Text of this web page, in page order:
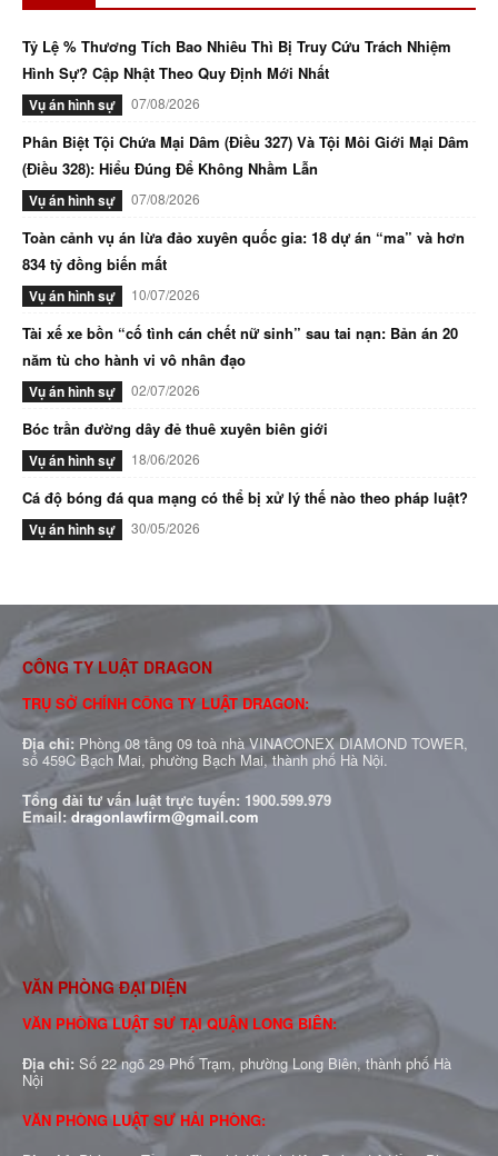
Tỷ Lệ % Thương Tích Bao Nhiêu Thì Bị Truy Cứu Trách Nhiệm
Hình Sự? Cập Nhật Theo Quy Định Mới Nhất
Vụ án hình sự 07/08/2026
Phân Biệt Tội Chứa Mại Dâm (Điều 327) Và Tội Môi Giới Mại Dâm
(Điều 328): Hiểu Đúng Để Không Nhầm Lẫn
Vụ án hình sự 07/08/2026
Toàn cảnh vụ án lừa đảo xuyên quốc gia: 18 dự án “ma” và hơn
834 tỷ đồng biến mất
Vụ án hình sự 10/07/2026
Tài xế xe bồn “cố tình cán chết nữ sinh” sau tai nạn: Bản án 20
năm tù cho hành vi vô nhân đạo
Vụ án hình sự 02/07/2026
Bóc trần đường dây đẻ thuê xuyên biên giới
Vụ án hình sự 18/06/2026
Cá độ bóng đá qua mạng có thể bị xử lý thế nào theo pháp luật?
Vụ án hình sự 30/05/2026
CÔNG TY LUẬT DRAGON
TRỤ SỞ CHÍNH CÔNG TY LUẬT DRAGON:
Địa chỉ: Phòng 08 tầng 09 toà nhà VINACONEX DIAMOND TOWER,
số 459C Bạch Mai, phường Bạch Mai, thành phố Hà Nội.
Tổng đài tư vấn luật trực tuyến: 1900.599.979
Email:dragonlawfirm@gmail.com
VĂN PHÒNG ĐẠI DIỆN
VĂN PHÒNG LUẬT SƯ TẠI QUẬN LONG BIÊN:
Địa chỉ: Số 22 ngõ 29 Phố Trạm, phường Long Biên, thành phố Hà
Nội
VĂN PHÒNG LUẬT SƯ HẢI PHÒNG: